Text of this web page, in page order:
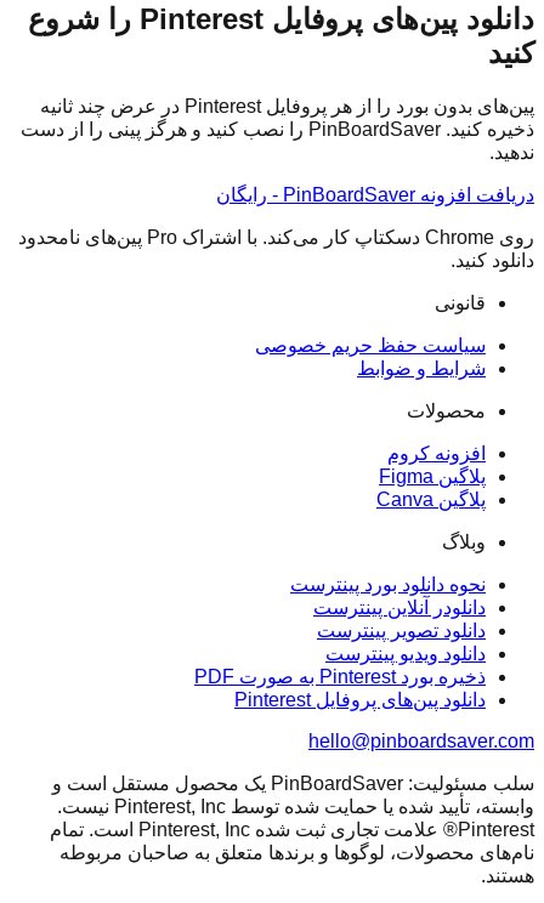
دانلود پین‌های پروفایل Pinterest را شروع
کنید
پین‌های بدون بورد را از هر پروفایل Pinterest در عرض چند ثانیه
ذخیره کنید. PinBoardSaver را نصب کنید و هرگز پینی را از دست
ندهید.
دریافت افزونه PinBoardSaver - رایگان
روی Chrome دسکتاپ کار می‌کند. با اشتراک Pro پین‌های نامحدود
دانلود کنید.
قانونی
سیاست حفظ حریم خصوصی
شرایط و ضوابط
محصولات
افزونه کروم
پلاگین Figma
پلاگین Canva
وبلاگ
نحوه دانلود بورد پینترست
دانلودر آنلاین پینترست
دانلود تصویر پینترست
دانلود ویدیو پینترست
ذخیره بورد Pinterest به صورت PDF
دانلود پین‌های پروفایل Pinterest
hello@pinboardsaver.com
سلب مسئولیت: PinBoardSaver یک محصول مستقل است و
وابسته، تأیید شده یا حمایت شده توسط Pinterest, Inc نیست.
Pinterest® علامت تجاری ثبت شده Pinterest, Inc است. تمام
نام‌های محصولات، لوگوها و برندها متعلق به صاحبان مربوطه
هستند.